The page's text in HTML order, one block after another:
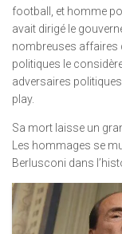
football, et homme
avait dirigé le
nombreuses affaires
politiques le
adversaires
play.
Sa mort laisse un
Les hommages se
Berlusconi dans